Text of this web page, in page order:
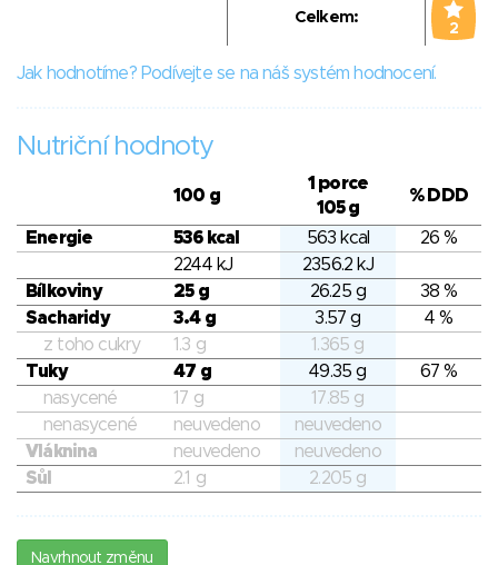
Celkem:
2
Jak hodnotíme? Podívejte se na náš systém hodnocení.
Nutriční hodnoty
100 g
1 porce
105 g
% DDD
Energie 536 kcal 563 kcal
26 %
2244 kJ
2356.2 kJ
Bílkoviny
25 g 26.25 g
38 %
Sacharidy
3.4 g 3.57 g
4 %
z toho cukry
1.3 g
1.365 g
Tuky
47 g 49.35 g
67 %
nasycené
17 g
17.85 g
nenasycené
neuvedeno
neuvedeno
Vláknina
neuvedeno
neuvedeno
Sůl
2.1 g 2.205 g
Navrhnout změnu